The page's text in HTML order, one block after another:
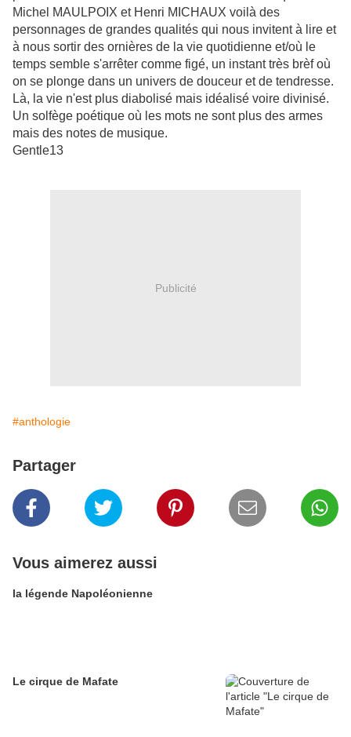
Michel MAULPOIX et Henri MICHAUX voilà des
personnages de grandes qualités qui nous invitent à lire et
à nous sortir des ornières de la vie quotidienne et/où le
temps semble s'arrêter comme figé, un instant très brèf où
on se plonge dans un univers de douceur et de tendresse.
Là, la vie n'est plus diabolisé mais idéalisé voire divinisé.
Un solfège poétique où les mots ne sont plus des armes
mais des notes de musique.
Gentle13
Publicité
#anthologie
Partager
Vous aimerez aussi
la légende Napoléonienne
Le cirque de Mafate